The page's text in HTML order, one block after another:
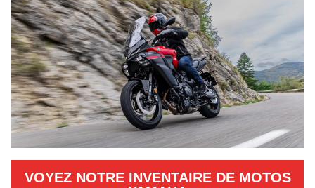
VOYEZ NOTRE INVENTAIRE DE MOTOS